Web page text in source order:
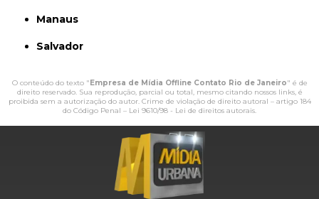
Manaus
Salvador
O conteúdo do texto " Empresa de Mídia Offline Contato Rio de Janeiro" é de
direito reservado. Sua reprodução, parcial ou total, mesmo citando nossos links, é
proibida sem a autorização do autor. Crime de violação de direito autoral – artigo 184
do Código Penal – Lei 9610/98 - Lei de direitos autorais.